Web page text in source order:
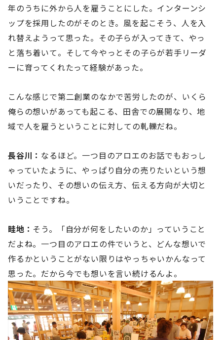
年のうちに外から人を雇うことにした。インターンシ
ップを採用したのがそのとき。風を起こそう、人を入
れ替えようって思った。その子らが入ってきて、やっ
と落ち着いて。そして今やっとその子らが若手リーダ
ーに育ってくれたって経験があった。
こんな感じで第二創業のなかで苦労したのが、いくら
俺らの想いがあっても起こる、田舎での展開なり、地
域で人を雇うということに対しての軋轢だね。
長谷川： なるほど。一つ目のアロエのお話でもおっし
ゃっていたように、やっぱり自分の売りたいという想
いだったり、その想いの伝え方、伝える方向が大切と
いうことですね。
畦地： そう。「自分が何をしたいのか」っていうこと
だよね。一つ目のアロエの件でいうと、どんな想いで
作るかということがない限りはやっちゃいかんなって
思った。だから今でも想いを言い続けるんよ。